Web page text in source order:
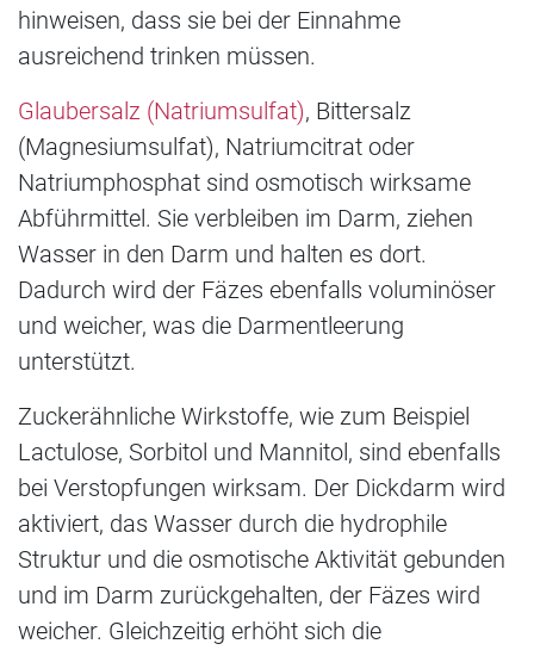
hinweisen, dass sie bei der Einnahme
ausreichend trinken müssen.
Glaubersalz (Natriumsulfat), Bittersalz
(Magnesiumsulfat), Natriumcitrat oder
Natriumphosphat sind osmotisch wirksame
Abführmittel. Sie verbleiben im Darm, ziehen
Wasser in den Darm und halten es dort.
Dadurch wird der Fäzes ebenfalls voluminöser
und weicher, was die Darmentleerung
unterstützt.
Zuckerähnliche Wirkstoffe, wie zum Beispiel
Lactulose, Sorbitol und Mannitol, sind ebenfalls
bei Verstopfungen wirksam. Der Dickdarm wird
aktiviert, das Wasser durch die hydrophile
Struktur und die osmotische Aktivität gebunden
und im Darm zurückgehalten, der Fäzes wird
weicher. Gleichzeitig erhöht sich die